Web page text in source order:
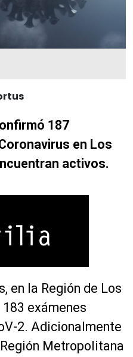
187
en Los
activos.
en la Región de Los
exámenes
2. Adicionalmente
Metropolitana